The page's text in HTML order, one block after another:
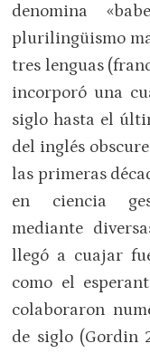
denomina
plurilingüismo
tres lenguas
incorporó una
siglo hasta el
del inglés
las primeras
en ciencia
mediante
llegó a cuajar
como el
colaboraron
de siglo (Gordin